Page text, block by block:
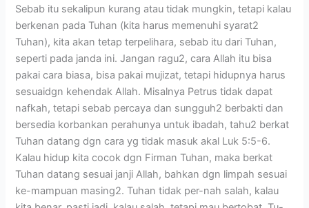
Sebab itu sekalipun kurang atau tidak mungkin, tetapi kalau
berkenan pada Tuhan (kita harus memenuhi syarat2
Tuhan), kita akan tetap terpelihara, sebab itu dari Tuhan,
seperti pada janda ini. Jangan ragu2, cara Allah itu bisa
pakai cara biasa, bisa pakai mujizat, tetapi hidupnya harus
sesuaidgn kehendak Allah. Misalnya Petrus tidak dapat
nafkah, tetapi sebab percaya dan sungguh2 berbakti dan
bersedia korbankan perahunya untuk ibadah, tahu2 berkat
Tuhan datang dgn cara yg tidak masuk akal Luk 5:5-6.
Kalau hidup kita cocok dgn Firman Tuhan, maka berkat
Tuhan datang sesuai janji Allah, bahkan dgn limpah sesuai
ke-mampuan masing2. Tuhan tidak per-nah salah, kalau